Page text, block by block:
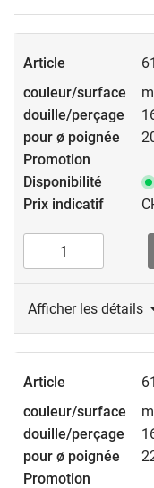
Afficher les détails